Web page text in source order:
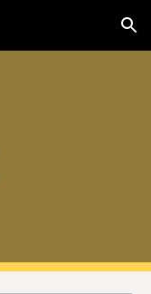
Skip to navigation